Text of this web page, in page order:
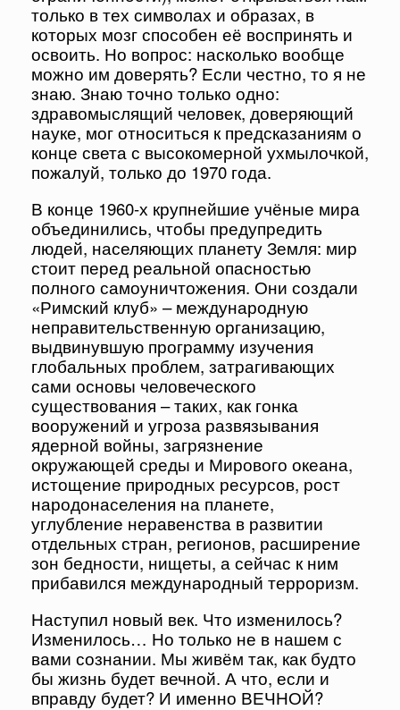
только в тех символах и образах, в
которых мозг способен её воспринять и
освоить. Но вопрос: насколько вообще
можно им доверять? Если честно, то я не
знаю. Знаю точно только одно:
здравомыслящий человек, доверяющий
науке, мог относиться к предсказаниям о
конце света с высокомерной ухмылочкой,
пожалуй, только до 1970 года.
В конце 1960-х крупнейшие учёные мира
объединились, чтобы предупредить
людей, населяющих планету Земля: мир
стоит перед реальной опасностью
полного самоуничтожения. Они создали
«Римский клуб» – международную
неправительственную организацию,
выдвинувшую программу изучения
глобальных проблем, затрагивающих
сами основы человеческого
существования – таких, как гонка
вооружений и угроза развязывания
ядерной войны, загрязнение
окружающей среды и Мирового океана,
истощение природных ресурсов, рост
народонаселения на планете,
углубление неравенства в развитии
отдельных стран, регионов, расширение
зон бедности, нищеты, а сейчас к ним
прибавился международный терроризм.
Наступил новый век. Что изменилось?
Изменилось… Но только не в нашем с
вами сознании. Мы живём так, как будто
бы жизнь будет вечной. А что, если и
вправду будет? И именно ВЕЧНОЙ?